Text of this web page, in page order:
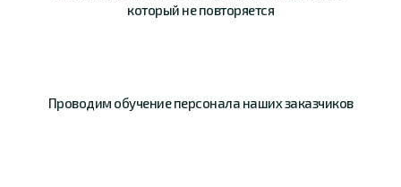
который не повторяется
Проводим обучениеперсонала нашихзаказчиков